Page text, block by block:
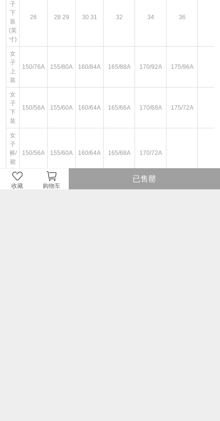
收藏 购物车
已售罄
子
下
装
(英
寸)
26 28 29 30 31 32 34 36
女
子
上
装
150/76A 155/80A 160/84A 165/88A 170/92A 175/96A
女
子
下
装
150/56A 155/60A 160/64A 165/66A 170/68A 175/72A
女
子
裤/
裙
装
150/56A 155/60A 160/64A 165/68A 170/72A